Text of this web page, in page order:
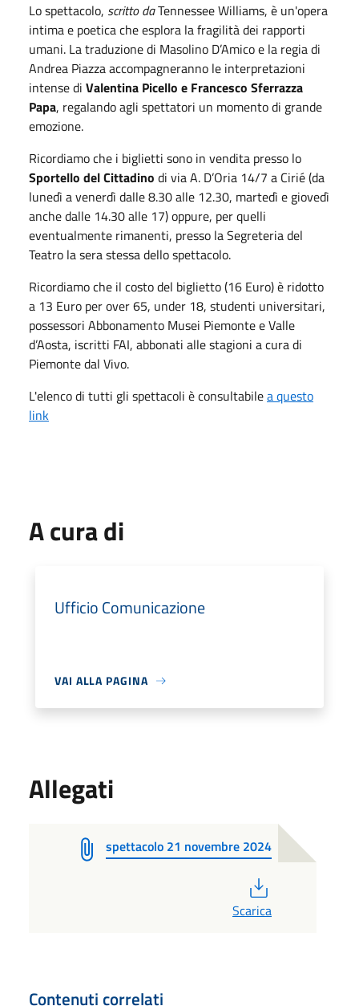
Lo spettacolo, scritto daTennessee Williams, è un'opera
intima e poetica che esplora la fragilità dei rapporti
umani. La traduzione di Masolino D’Amico e la regia di
Andrea Piazza accompagneranno le interpretazioni
intense di Valentina Picello e Francesco Sferrazza
Papa, regalando agli spettatori un momento di grande
emozione.
Ricordiamo che i biglietti sono in vendita presso lo
Sportello del Cittadino di via A. D’Oria 14/7 a Cirié (da
lunedì a venerdì dalle 8.30 alle 12.30, martedì e giovedì
anche dalle 14.30 alle 17) oppure, per quelli
eventualmente rimanenti, presso la Segreteria del
Teatro la sera stessa dello spettacolo.
Ricordiamo che il costo del biglietto (16 Euro) è ridotto
a 13 Euro per over 65, under 18, studenti universitari,
possessori Abbonamento Musei Piemonte e Valle
d’Aosta, iscritti FAI, abbonati alle stagioni a cura di
Piemonte dal Vivo.
L'elenco di tutti gli spettacoli è consultabilea questo
link
A cura di
Ufficio Comunicazione
VAI ALLA PAGINA
Allegati
spettacolo 21 novembre 2024
Scarica
Contenuti correlati